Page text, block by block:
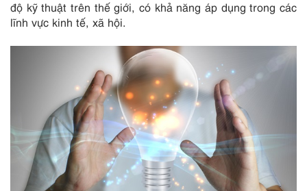
độ kỹ thuật trên thế giới, có khả năng áp dụng trong các
lĩnh vực kinh tế, xã hội.